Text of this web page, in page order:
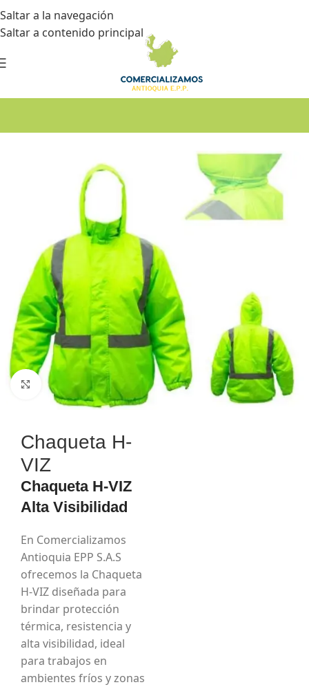
Saltar a la navegación
Saltar a contenido principal
Haga Click para agrandar
Chaqueta H-
VIZ
Chaqueta H-VIZ
Alta Visibilidad
En Comercializamos
Antioquia EPP S.A.S
ofrecemos la Chaqueta
H-VIZ diseñada para
brindar protección
térmica, resistencia y
alta visibilidad, ideal
para trabajos en
ambientes fríos y zonas